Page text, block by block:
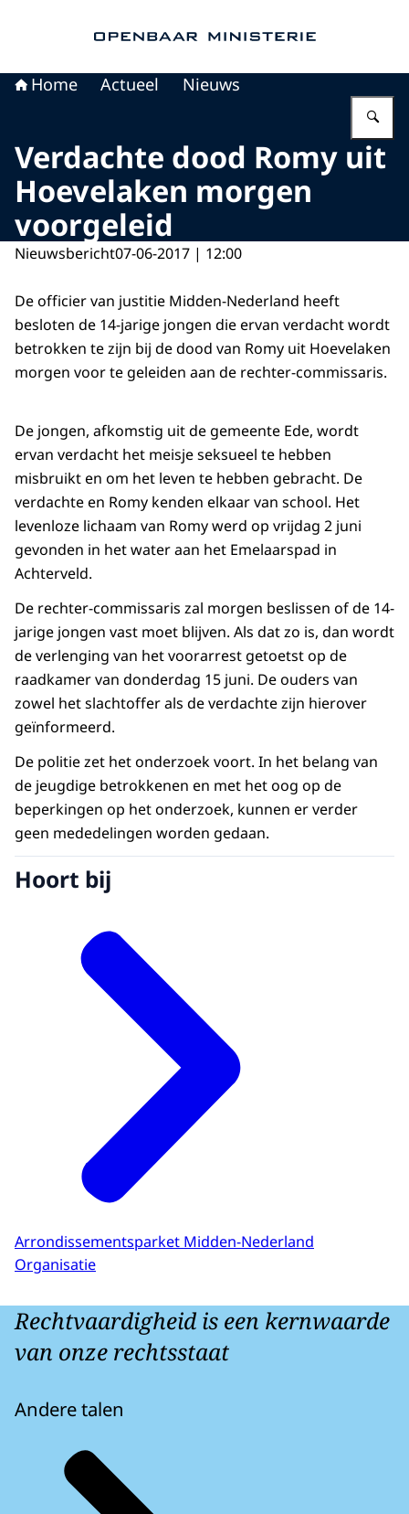
Home Actueel Nieuws
Verdachte dood Romy uit
Hoevelaken morgen
voorgeleid
Nieuwsbericht07-06-2017 | 12:00
De officier van justitie Midden-Nederland heeft
besloten de 14-jarige jongen die ervan verdacht wordt
betrokken te zijn bij de dood van Romy uit Hoevelaken
morgen voor te geleiden aan de rechter-commissaris.
De jongen, afkomstig uit de gemeente Ede, wordt
ervan verdacht het meisje seksueel te hebben
misbruikt en om het leven te hebben gebracht. De
verdachte en Romy kenden elkaar van school. Het
levenloze lichaam van Romy werd op vrijdag 2 juni
gevonden in het water aan het Emelaarspad in
Achterveld.
De rechter-commissaris zal morgen beslissen of de 14-
jarige jongen vast moet blijven. Als dat zo is, dan wordt
de verlenging van het voorarrest getoetst op de
raadkamer van donderdag 15 juni. De ouders van
zowel het slachtoffer als de verdachte zijn hierover
geïnformeerd.
De politie zet het onderzoek voort. In het belang van
de jeugdige betrokkenen en met het oog op de
beperkingen op het onderzoek, kunnen er verder
geen mededelingen worden gedaan.
Hoort bij
Arrondissementsparket Midden-Nederland
Organisatie
Rechtvaardigheid is een kernwaarde
van onze rechtsstaat
Andere talen